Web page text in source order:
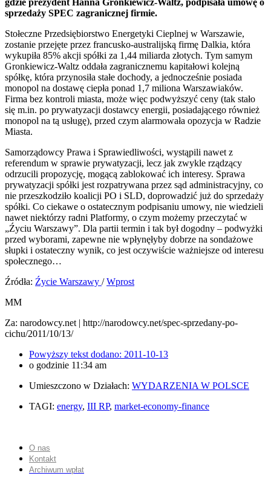
sprzedaży SPEC zagranicznej firmie.
Stołeczne Przedsiębiorstwo Energetyki Cieplnej w Warszawie,
zostanie przejęte przez francusko-australijską firmę Dalkia, która
wykupiła 85% akcji spółki za 1,44 miliarda złotych. Tym samym
Gronkiewicz-Waltz oddała zagranicznemu kapitałowi kolejną
spółkę, która przynosiła stałe dochody, a jednocześnie posiada
monopol na dostawę ciepła ponad 1,7 miliona Warszawiaków.
Firma bez kontroli miasta, może więc podwyższyć ceny (tak stało
się m.in. po prywatyzacji dostawcy energii, posiadającego również
monopol na tą usługę), przed czym alarmowała opozycja w Radzie
Miasta.
Samorządowcy Prawa i Sprawiedliwości, wystąpili nawet z
referendum w sprawie prywatyzacji, lecz jak zwykle rządzący
odrzucili propozycję, mogącą zablokować ich interesy. Sprawa
prywatyzacji spółki jest rozpatrywana przez sąd administracyjny, co
nie przeszkodziło koalicji PO i SLD, doprowadzić już do sprzedaży
spółki. Co ciekawe o ostatecznym podpisaniu umowy, nie wiedzieli
nawet niektórzy radni Platformy, o czym możemy przeczytać w
„Źyciu Warszawy”. Dla partii termin i tak był dogodny – podwyżki
przed wyborami, zapewne nie wpłynęłyby dobrze na sondażowe
słupki i ostateczny wynik, co jest oczywiście ważniejsze od interesu
społecznego…
Źródła: Źycie Warszawy /Wprost
MM
Za: narodowcy.net | http://narodowcy.net/spec-sprzedany-po-
cichu/2011/10/13/
Powyższy tekst dodano: 2011-10-13
o godzinie 11:34 am
Umieszczono w Działach: WYDARZENIA W POLSCE
TAGI: energy, III RP, market-economy-finance
O nas
Kontakt
Archiwum wpłat